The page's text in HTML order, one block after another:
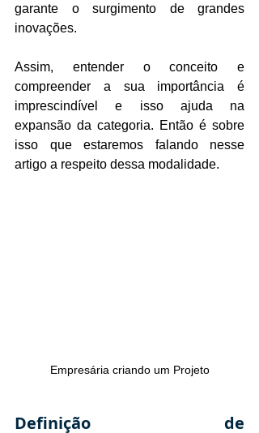
garante o surgimento de grandes
inovações.
Assim, entender o conceito e
compreender a sua importância é
imprescindível e isso ajuda na
expansão da categoria. Então é sobre
isso que estaremos falando nesse
artigo a respeito dessa modalidade.
Empresária criando um Projeto
Definição de